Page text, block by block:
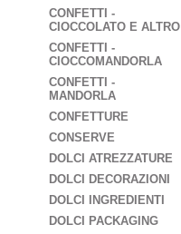
CONFETTI -
CIOCCOLATO E ALTRO
CONFETTI -
CIOCCOMANDORLA
CONFETTI -
MANDORLA
CONFETTURE
CONSERVE
DOLCI ATREZZATURE
DOLCI DECORAZIONI
DOLCI INGREDIENTI
DOLCI PACKAGING